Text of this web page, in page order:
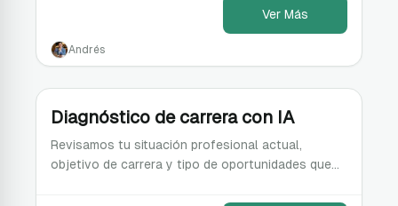
Ver Más
Andrés
Diagnóstico de carrera con IA
Revisamos tu situación profesional actual,
objetivo de carrera y tipo de oportunidades que